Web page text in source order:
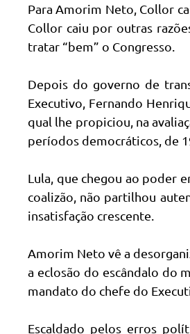
Para Amorim Neto, Collor
Collor caiu por outras
tratar “bem” o Congresso.
Depois do governo de
Executivo, Fernando
qual lhe propiciou, na
períodos democráticos, de
Lula, que chegou ao poder
coalizão, não partilhou
insatisfação crescente.
Amorim Neto vê a
a eclosão do escândalo do
mandato do chefe do
Escaldado pelos erros